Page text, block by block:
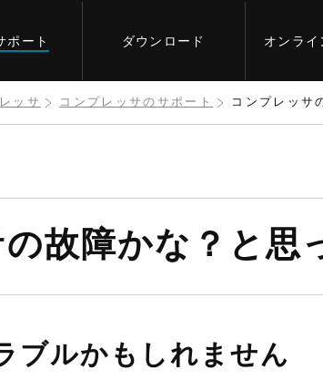
ポート ダウンロード オンライ
ッサ コンプレッサのサポート コンプレッサ
故障かな？と思
ブルかもしれません